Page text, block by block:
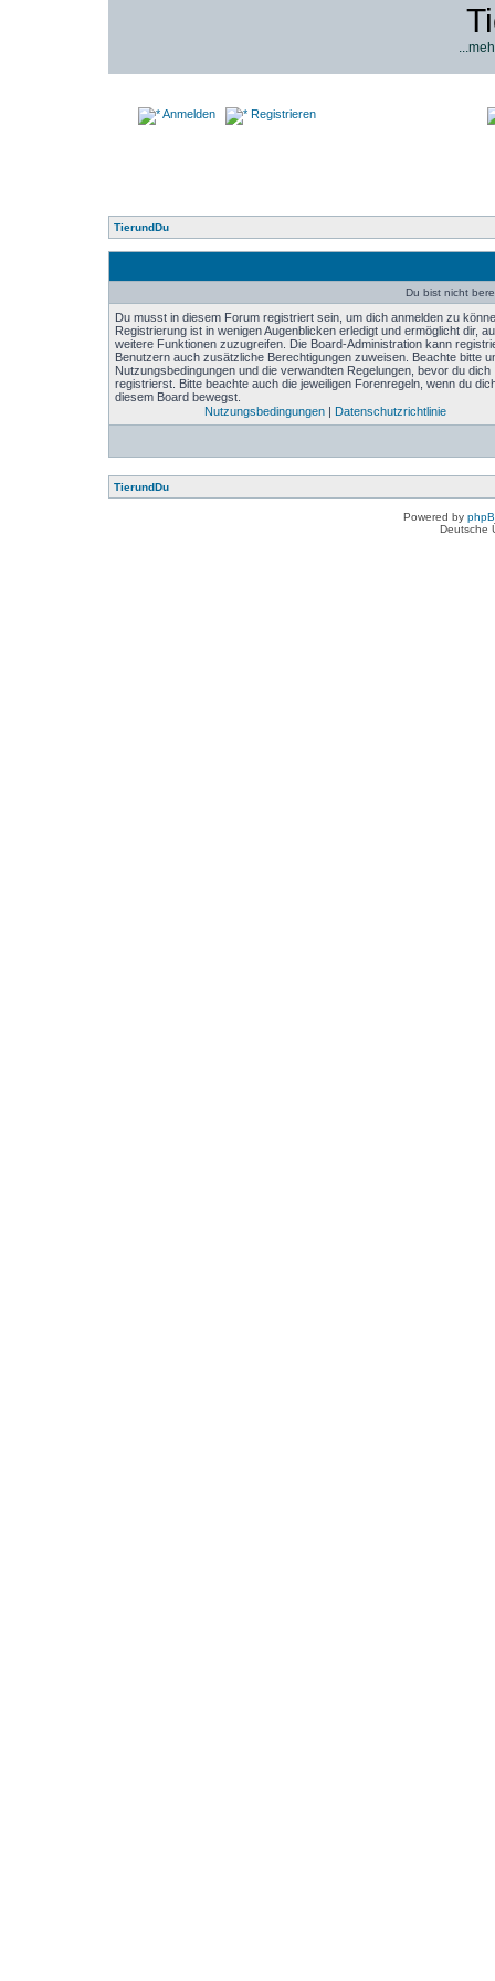
Anmelden Registrieren
TierundDu
Du bist nicht
Du musst in diesem Forum registriert sein, um dich anmelden zu
Registrierung ist in wenigen Augenblicken erledigt und ermöglicht dir,
weitere Funktionen zuzugreifen. Die Board-Administration kann
Benutzern auch zusätzliche Berechtigungen zuweisen. Beachte bitte
Nutzungsbedingungen und die verwandten Regelungen, bevor du dich
registrierst. Bitte beachte auch die jeweiligen Forenregeln, wenn du
diesem Board bewegst.
Nutzungsbedingungen| Datenschutzrichtlinie
TierundDu
Powered by
Deutsche